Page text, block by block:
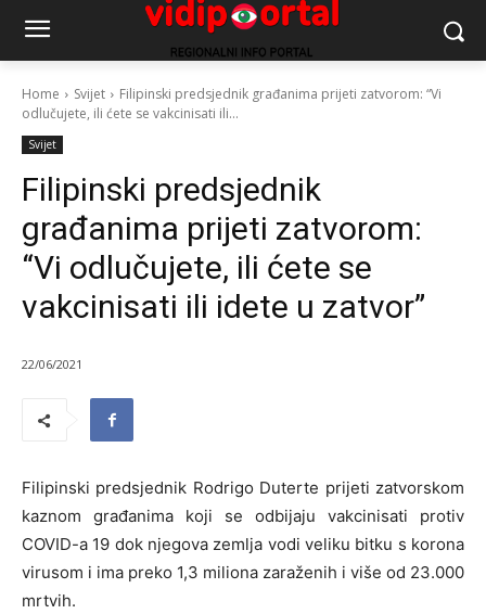
Home Svijet
Filipinski predsjednik građanima prijeti zatvorom: “Vi
odlučujete, ili ćete se vakcinisati ili...
Svijet
Filipinski predsjednik
građanima prijeti zatvorom:
“Vi odlučujete, ili ćete se
vakcinisati ili idete u zatvor”
22/06/2021
Filipinski predsjednik Rodrigo Duterte prijeti zatvorskom
kaznom građanima koji se odbijaju vakcinisati protiv
COVID-a 19 dok njegova zemlja vodi veliku bitku s korona
virusom i ima preko 1,3 miliona zaraženih i više od 23.000
mrtvih.